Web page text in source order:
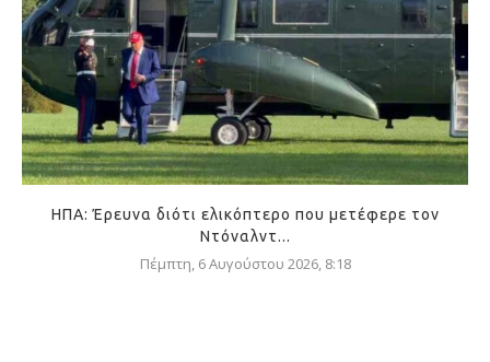
ΗΠΑ: Έρευνα διότι ελικόπτερο που μετέφερε τον
Ντόναλντ...
Πέμπτη, 6 Αυγούστου 2026, 8:18